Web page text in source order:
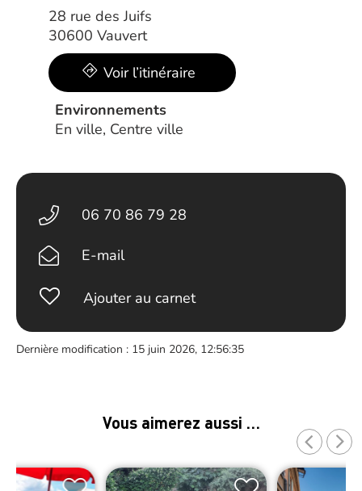
28 rue des Juifs
30600 Vauvert
Voir l’itinéraire
Environnements
En ville, Centre ville
06 70 86 79 28
E-mail
Ajouter au carnet
Dernière modification : 15 juin 2026, 12:56:35
Vous aimerez aussi …